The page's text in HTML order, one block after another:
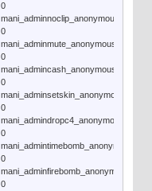
0
mani_adminnoclip_anonymous
0
mani_adminmute_anonymous
0
mani_admincash_anonymous
0
mani_adminsetskin_anonymous
0
mani_admindropc4_anonymous
0
mani_admintimebomb_anonymous
0
mani_adminfirebomb_anonymous
0